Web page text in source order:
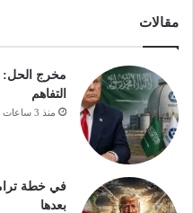
مقالات
مخرج الحل:
التفاهم
منذ 3 ساعات
في خطة
بعدها